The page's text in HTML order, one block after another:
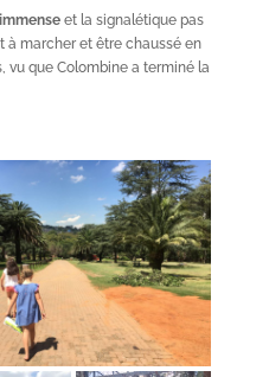
et la signalétique pas
à marcher et être chaussé en
vu que Colombine a terminé la